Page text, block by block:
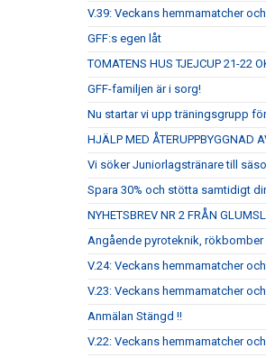
V.39: Veckans hemmamatcher
GFF:s egen låt
TOMATENS HUS TJEJCUP 21-22
GFF-familjen är i sorg!
Nu startar vi upp träningsgrupp
HJÄLP MED ÅTERUPPBYGGNAD
Vi söker Juniorlagstränare till
Spara 30% och stötta samtidigt
NYHETSBREV NR 2 FRÅN
Angående pyroteknik,
V.24: Veckans hemmamatcher
V.23: Veckans hemmamatcher
Anmälan Stängd !!
V.22: Veckans hemmamatcher